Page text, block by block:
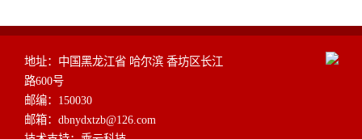
地址：中国黑龙江省 哈尔滨 香坊区长江
路600号
邮编：150030
邮箱：dbnydxtzb@126.com